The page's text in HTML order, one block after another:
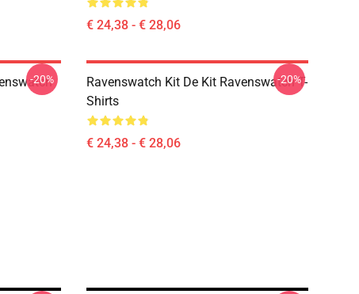
€ 24,38 - € 28,06
-20%
Ravenswatch Kit De Kit Ravenswatch T-
Shirts
€ 24,38 - € 28,06
-20%